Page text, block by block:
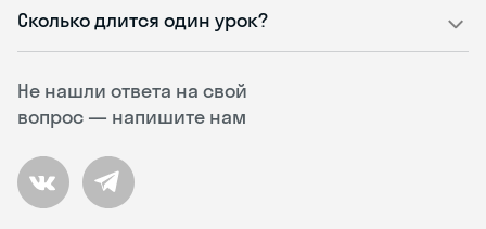
Не нашли ответа на свой
вопрос — напишите нам
Сколько длится один урок?